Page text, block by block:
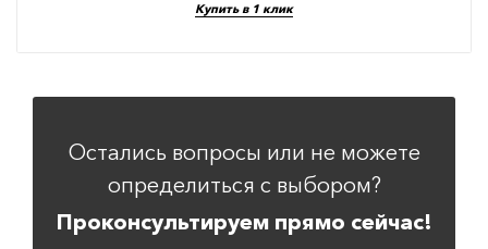
Купить в 1 клик
Остались вопросы или не можете
определиться с выбором?
Проконсультируем прямо сейчас!